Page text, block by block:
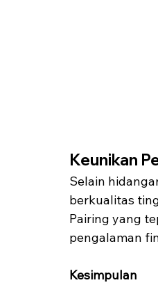
Keunikan
Selain
berkualitas
Pairing yang
pengalaman
Kesimpulan